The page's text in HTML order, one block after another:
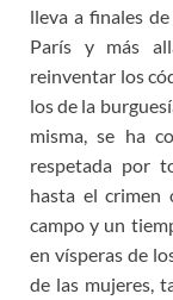
lleva a finales
París y más
reinventar los
los de la
misma, se ha
respetada por
hasta el crimen
campo y un
en vísperas de
de las mujeres,